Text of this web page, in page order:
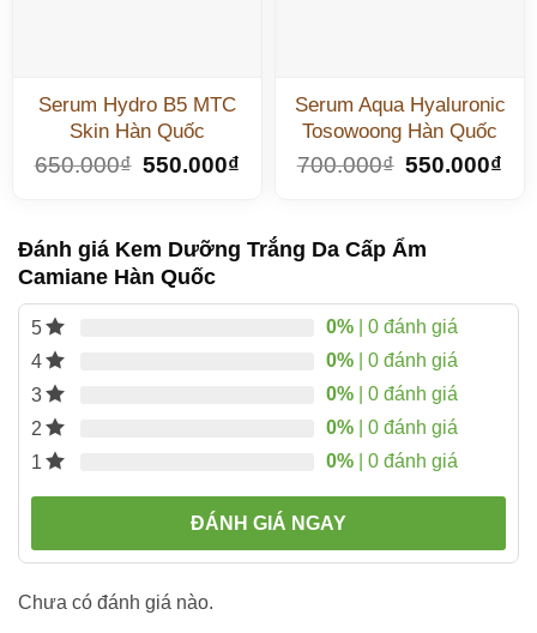
Serum Hydro B5 MTC
Skin Hàn Quốc
650.000₫ 550.000₫
Serum Aqua Hyaluronic
Tosowoong Hàn Quốc
700.000₫ 550.000₫
Đánh giá Kem Dưỡng Trắng Da Cấp Ẩm
Camiane Hàn Quốc
5 0% | 0 đánh giá
4
0% | 0 đánh giá
3
0% | 0 đánh giá
2
0% | 0 đánh giá
1
0% | 0 đánh giá
ĐÁNH GIÁ NGAY
Chưa có đánh giá nào.